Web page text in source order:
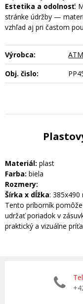
Estetika a odolnosť:
stránke údržby —
vzhľad aj pri častom
Výrobca:
ATM
Obj. čislo:
Materiál: plast
Farba: biela
Rozmery:
Šírka x dĺžka:
Tento príborník
udržať poriadok v
praktický a vizuálne